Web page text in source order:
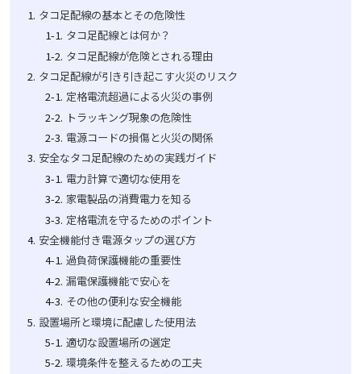
タコ足配線の基本とその危険性
タコ足配線とは何か？
タコ足配線が危険とされる理由
タコ足配線が引き引き起こす火災のリスク
定格電流超過による火災の事例
トラッキング現象の危険性
電源コードの損傷と火災の関係
安全なタコ足配線のための実践ガイド
電力計算で適切な使用を
家電製品の消費電力を知る
定格電流を守るためのポイント
安全機能付き電源タップの選び方
過負荷保護機能の重要性
漏電保護機能で安心を
その他の便利な安全機能
設置場所と環境に配慮した使用法
適切な設置場所の選定
環境条件を整えるための工夫